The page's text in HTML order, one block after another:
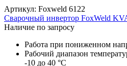
Артикул: Foxweld 6122
Сварочный инвертор FoxWeld
Наличие по запросу
Работа при пониженном
Рабочий диапазон
-10 до 40 °С